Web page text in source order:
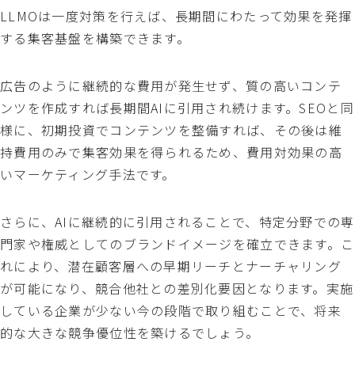
LLMOは一度対策を行えば、長期間にわたって効果を発揮
する集客基盤を構築できます。
広告のように継続的な費用が発生せず、質の高いコンテ
ンツを作成すれば長期間AIに引用され続けます。SEOと同
様に、初期投資でコンテンツを整備すれば、その後は維
持費用のみで集客効果を得られるため、費用対効果の高
いマーケティング手法です。
さらに、AIに継続的に引用されることで、特定分野での専
門家や権威としてのブランドイメージを確立できます。こ
れにより、潜在顧客層への早期リーチとナーチャリング
が可能になり、競合他社との差別化要因となります。実施
している企業が少ない今の段階で取り組むことで、将来
的な大きな競争優位性を築けるでしょう。